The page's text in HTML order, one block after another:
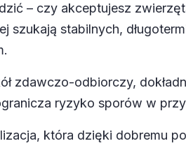
– czy akceptujesz
szukają stabilnych,
zdawczo-odbiorczy,
ryzyko sporów w
która dzięki dobremu